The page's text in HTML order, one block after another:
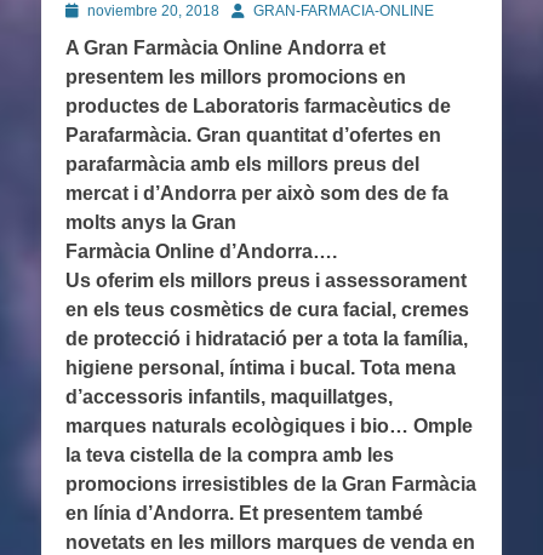
Publicado
noviembre 20, 2018 AutorGRAN-FARMACIA-ONLINE
A Gran Farmàcia Online Andorra et
presentem les millors promocions en
productes de Laboratoris farmacèutics de
Parafarmàcia. Gran quantitat d’ofertes en
parafarmàcia amb els millors preus del
mercat i d’Andorra per això som des de fa
molts anys la Gran
Farmàcia Online d’Andorra….
Us oferim els millors preus i assessorament
en els teus cosmètics de cura facial, cremes
de protecció i hidratació per a tota la família,
higiene personal, íntima i bucal. Tota mena
d’accessoris infantils, maquillatges,
marques naturals ecològiques i bio… Omple
la teva cistella de la compra amb les
promocions irresistibles de la Gran Farmàcia
en línia d’Andorra. Et presentem també
novetats en les millors marques de venda en